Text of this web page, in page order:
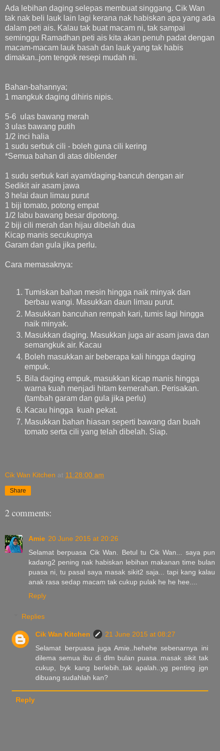
Ada lebihan daging selepas membuat singgang. Cik Wan
tak nak beli lauk lain lagi kerana nak habiskan apa yang ada
dalam peti ais. Kalau tak buat macam ni, tak sampai
seminggu Ramadhan peti ais kita akan penuh padat dengan
macam-macam lauk basah dan lauk yang tak habis
dimakan..jom tengok resepi mudah ni.
Bahan-bahannya;
1 mangkuk daging dihiris nipis.
5-6 ulas bawang merah
3 ulas bawang putih
1/2 inci halia
1 sudu serbuk cili - boleh guna cili kering
*Semua bahan di atas diblender
1 sudu serbuk kari ayam/daging-bancuh dengan air
Sedikit air asam jawa
3 helai daun limau purut
1 biji tomato, potong empat
1/2 labu bawang besar dipotong.
2 biji cili merah dan hijau dibelah dua
Kicap manis secukupnya
Garam dan gula jika perlu.
Cara memasaknya:
Tumiskan bahan mesin hingga naik minyak dan
berbau wangi. Masukkan daun limau purut.
Masukkan bancuhan rempah kari, tumis lagi hingga
naik minyak.
Masukkan daging. Masukkan juga air asam jawa dan
semangkuk air. Kacau
Boleh masukkan air beberapa kali hingga daging
empuk.
Bila daging empuk, masukkan kicap manis hingga
warna kuah menjadi hitam kemerahan. Perisakan.
(tambah garam dan gula jika perlu)
Kacau hingga kuah pekat.
Masukkan bahan hiasan seperti bawang dan buah
tomato serta cili yang telah dibelah. Siap.
Cik Wan Kitchen at 11:28:00 am
Share
2 comments:
Amie 20 June 2015 at 20:26
Selamat berpuasa Cik Wan. Betul tu Cik Wan... saya pun
kadang2 pening nak habiskan lebihan makanan time bulan
puasa ni, tu pasal saya masak sikit2 saja... tapi kang kalau
anak rasa sedap macam tak cukup pulak he he hee....
Reply
Replies
Cik Wan Kitchen
21 June 2015 at 08:27
Selamat berpuasa juga Amie..hehehe sebenarnya ini
dilema semua ibu di dlm bulan puasa..masak sikit tak
cukup, byk kang berlebih..tak apalah..yg penting jgn
dibuang sudahlah kan?
Reply